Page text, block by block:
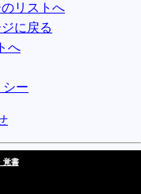
リストへ
に戻る
へ
シー
覚書